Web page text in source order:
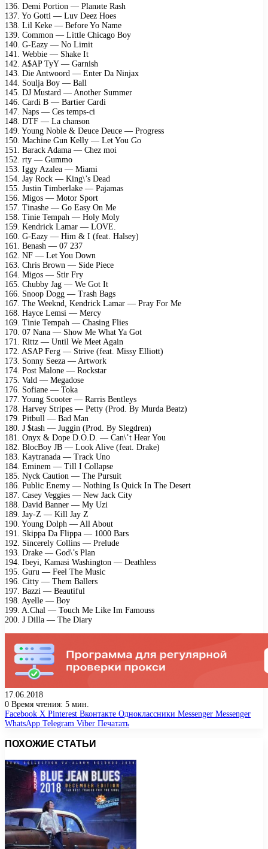
136. Demi Portion — Planиte Rash
137. Yo Gotti — Luv Deez Hoes
138. Lil Keke — Before Yo Name
139. Common — Little Chicago Boy
140. G-Eazy — No Limit
141. Webbie — Shake It
142. A$AP TyY — Garnish
143. Die Antwoord — Enter Da Ninjax
144. Soulja Boy — Ball
145. DJ Mustard — Another Summer
146. Cardi B — Bartier Cardi
147. Naps — Ces temps-ci
148. DTF — La chanson
149. Young Noble & Deuce Deuce — Progress
150. Machine Gun Kelly — Let You Go
151. Barack Adama — Chez moi
152. rty — Gummo
153. Iggy Azalea — Miami
154. Jay Rock — King\’s Dead
155. Justin Timberlake — Pajamas
156. Migos — Motor Sport
157. Tinashe — Go Easy On Me
158. Tinie Tempah — Holy Moly
159. Kendrick Lamar — LOVE.
160. G-Eazy — Him & I (feat. Halsey)
161. Benash — 07 237
162. NF — Let You Down
163. Chris Brown — Side Piece
164. Migos — Stir Fry
165. Chubby Jag — We Got It
166. Snoop Dogg — Trash Bags
167. The Weeknd, Kendrick Lamar — Pray For Me
168. Hayce Lemsi — Mercy
169. Tinie Tempah — Chasing Flies
170. 07 Nana — Show Me What Ya Got
171. Rittz — Until We Meet Again
172. ASAP Ferg — Strive (feat. Missy Elliott)
173. Sonny Seeza — Artwork
174. Post Malone — Rockstar
175. Vald — Megadose
176. Sofiane — Toka
177. Young Scooter — Rarris Bentleys
178. Harvey Stripes — Petty (Prod. By Murda Beatz)
179. Pitbull — Bad Man
180. J $tash — Juggin (Prod. By Slegdren)
181. Onyx & Dope D.O.D. — Can\’t Hear You
182. BlocBoy JB — Look Alive (feat. Drake)
183. Kaytranada — Track Uno
184. Eminem — Till I Collapse
185. Nyck Caution — The Pursuit
186. Public Enemy — Nothing Is Quick In The Desert
187. Casey Veggies — New Jack City
188. David Banner — My Uzi
189. Jay-Z — Kill Jay Z
190. Young Dolph — All About
191. Skippa Da Flippa — 1000 Bars
192. Sincerely Collins — Prelude
193. Drake — God\’s Plan
194. Ibeyi, Kamasi Washington — Deathless
195. Guru — Feel The Music
196. Citty — Them Ballers
197. Bazzi — Beautiful
198. Ayelle — Boy
199. A.Chal — Touch Me Like Im Famouss
200. J Dilla — The Diary
17.06.2018
0 Время чтения: 5 мин.
Facebook X Pinterest Вконтакте Одноклассники Messenger Messenger
WhatsApp Telegram Viber Печатать
ПОХОЖИЕ СТАТЬИ